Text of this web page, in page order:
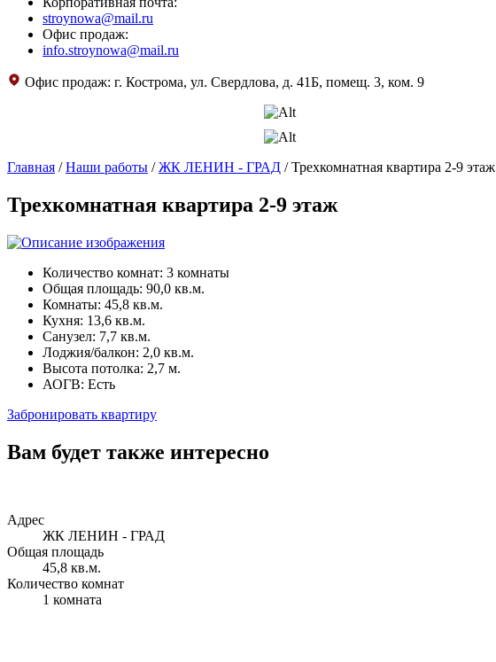
stroynowa@mail.ru
Офис продаж:
info.stroynowa@mail.ru
Офис продаж: г. Кострома, ул. Свердлова, д. 41Б, помещ. 3, ком. 9
Главная /Наши работы /ЖК ЛЕНИН - ГРАД /Трехкомнатная квартира 2-9 этаж
Трехкомнатная квартира 2-9 этаж
Количество комнат: 3 комнаты
Общая площадь: 90,0 кв.м.
Комнаты: 45,8 кв.м.
Кухня: 13,6 кв.м.
Санузел: 7,7 кв.м.
Лоджия/балкон: 2,0 кв.м.
Высота потолка: 2,7 м.
АОГВ: Есть
Забронировать квартиру
Вам будет также интересно
Адрес
ЖК ЛЕНИН - ГРАД
Общая площадь
45,8 кв.м.
Количество комнат
1 комната